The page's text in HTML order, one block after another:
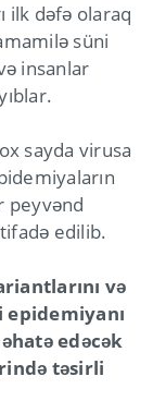
ilk dəfə olaraq
süni
insanlar
sayda virusa
peyvənd
edilib.
və
edəcək
təsirli